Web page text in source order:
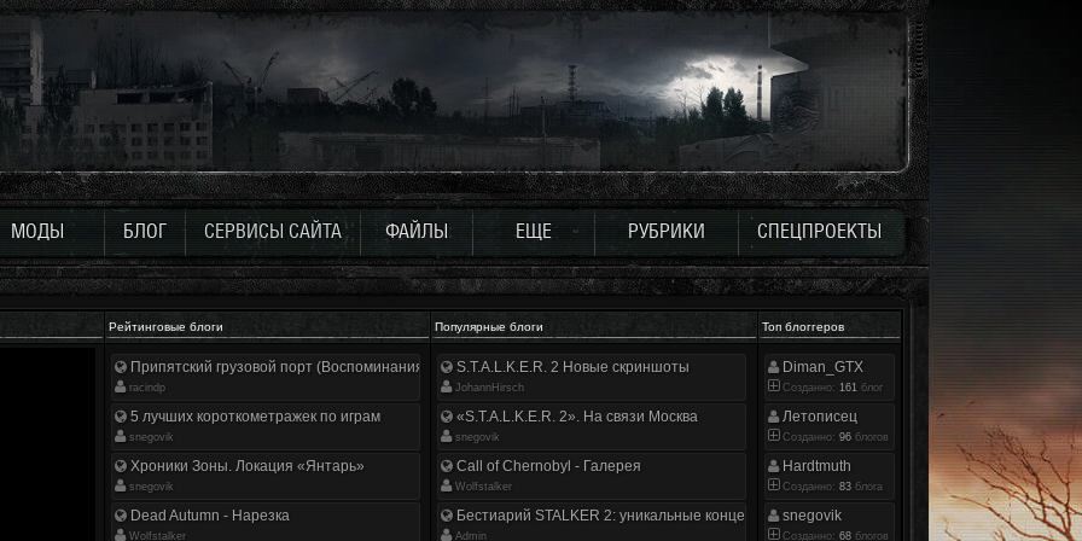
МОДЫ БЛОГ СЕРВИСЫ САЙТА ФАЙЛЫ ЕЩЕ РУБРИКИ СПЕЦПРОЕКТЫ
Рейтинговые блоги Популярные блоги Топ блоггеров
Припятский грузовой порт (Воспоминания ликвидатора)
racindp
5 лучших короткометражек по играм
snegovik
Хроники Зоны. Локация «Янтарь»
snegovik
Dead Autumn - Нарезка
Wolfstalker
S.T.A.L.K.E.R. 2 Новые скриншоты
JohannHirsch
«S.T.A.L.K.E.R. 2». На связи Москва
snegovik
Call of Chernobyl - Галерея
Wolfstalker
Бестиарий STALKER 2: уникальные концепт-арты
Аdmin
Diman_GTX
Созданно: 161 блог
Летописец
Созданно: 96 блогов
Hardtmuth
Созданно: 83 блога
snegovik
Созданно: 68 блогов